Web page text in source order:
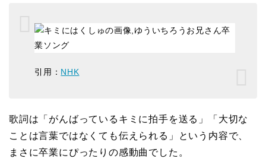
引用： NHK
歌詞は「がんばっているキミに拍手を送る」「大切な
ことは言葉ではなくても伝えられる」という内容で、
まさに卒業にぴったりの感動曲でした。